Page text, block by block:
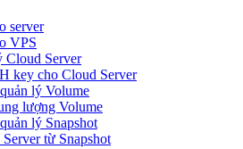
server
VPS
Cloud Server
key cho Cloud Server
lý Volume
lượng Volume
lý Snapshot
Server từ Snapshot